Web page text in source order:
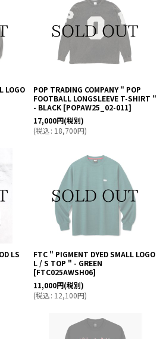
LOGO
POP TRADING COMPANY " POP
FOOTBALL LONGSLEEVE T-SHIRT "
- BLACK [POPAW25_02-011]
17,000円(税別)
(税込: 18,700円)
LS
FTC " PIGMENT DYED SMALL LOGO
L / S TOP " - GREEN
[FTC025AWSH06]
11,000円(税別)
(税込: 12,100円)